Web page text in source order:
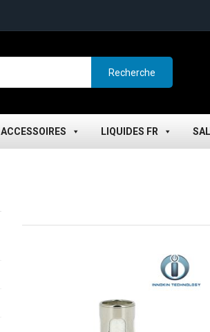
Recherche
ACCESSOIRES LIQUIDES FR